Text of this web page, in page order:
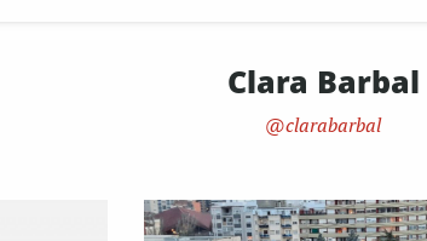
Clara Barbal
clarabarbal